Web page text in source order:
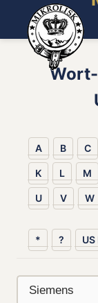
A B C
K L M
U V W
* ?